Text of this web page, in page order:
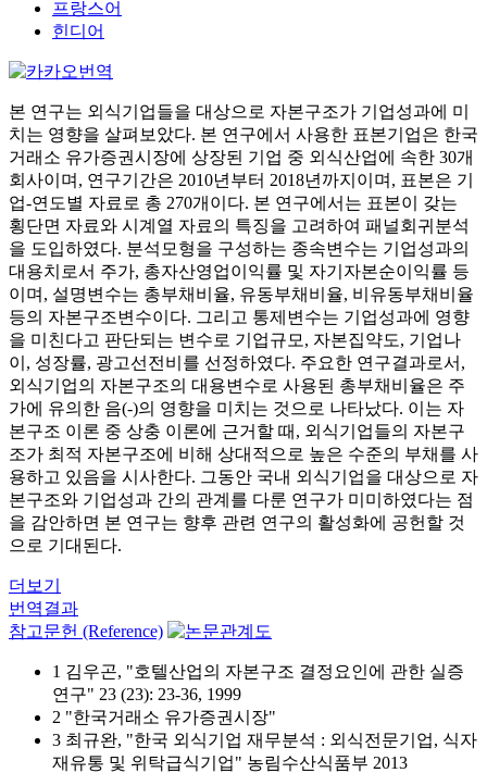
프랑스어
힌디어
본 연구는 외식기업들을 대상으로 자본구조가 기업성과에 미
치는 영향을 살펴보았다. 본 연구에서 사용한 표본기업은 한국
거래소 유가증권시장에 상장된 기업 중 외식산업에 속한 30개
회사이며, 연구기간은 2010년부터 2018년까지이며, 표본은 기
업-연도별 자료로 총 270개이다. 본 연구에서는 표본이 갖는
횡단면 자료와 시계열 자료의 특징을 고려하여 패널회귀분석
을 도입하였다. 분석모형을 구성하는 종속변수는 기업성과의
대용치로서 주가, 총자산영업이익률 및 자기자본순이익률 등
이며, 설명변수는 총부채비율, 유동부채비율, 비유동부채비율
등의 자본구조변수이다. 그리고 통제변수는 기업성과에 영향
을 미친다고 판단되는 변수로 기업규모, 자본집약도, 기업나
이, 성장률, 광고선전비를 선정하였다. 주요한 연구결과로서,
외식기업의 자본구조의 대용변수로 사용된 총부채비율은 주
가에 유의한 음(-)의 영향을 미치는 것으로 나타났다. 이는 자
본구조 이론 중 상충 이론에 근거할 때, 외식기업들의 자본구
조가 최적 자본구조에 비해 상대적으로 높은 수준의 부채를 사
용하고 있음을 시사한다. 그동안 국내 외식기업을 대상으로 자
본구조와 기업성과 간의 관계를 다룬 연구가 미미하였다는 점
을 감안하면 본 연구는 향후 관련 연구의 활성화에 공헌할 것
으로 기대된다.
더보기
번역결과
참고문헌 (Reference)
1 김우곤, "호텔산업의 자본구조 결정요인에 관한 실증
연구" 23 (23): 23-36, 1999
2 "한국거래소 유가증권시장"
3 최규완, "한국 외식기업 재무분석 : 외식전문기업, 식자
재유통 및 위탁급식기업" 농림수산식품부 2013